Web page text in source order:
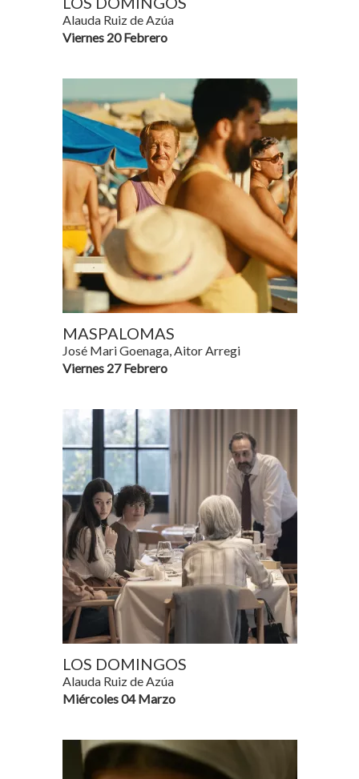
Alauda Ruiz de Azúa
Viernes 20 Febrero
MASPALOMAS
José Mari Goenaga, Aitor Arregi
Viernes 27 Febrero
LOS DOMINGOS
Alauda Ruiz de Azúa
Miércoles 04 Marzo